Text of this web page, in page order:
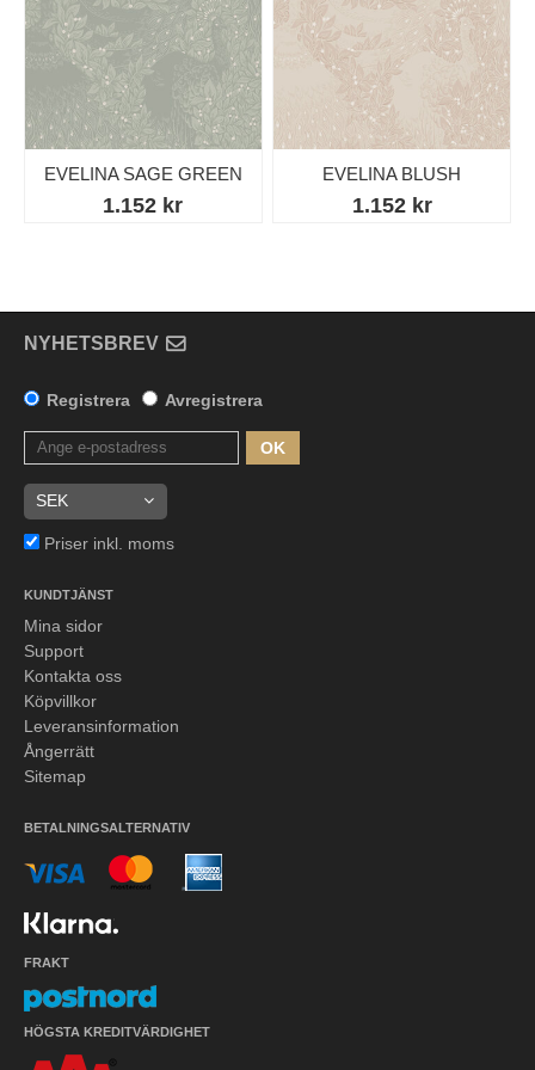
EVELINA SAGE GREEN
1.152 kr
EVELINA BLUSH
1.152 kr
NYHETSBREV
Registrera Avregistrera
OK
Priser inkl. moms
KUNDTJÄNST
Mina sidor
Support
Kontakta oss
Köpvillkor
Leveransinformation
Ångerrätt
Sitemap
BETALNINGSALTERNATIV
FRAKT
HÖGSTA KREDITVÄRDIGHET